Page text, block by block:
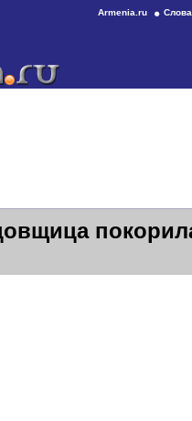
Armenia.ru